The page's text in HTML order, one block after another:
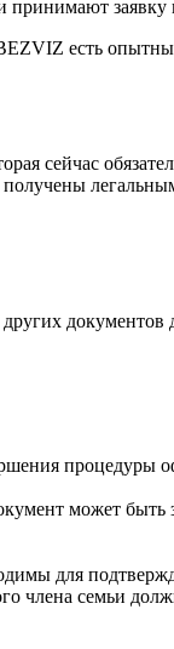
заявку
есть
сейчас
получены
документов
процедуры
может быть
для
члена семьи